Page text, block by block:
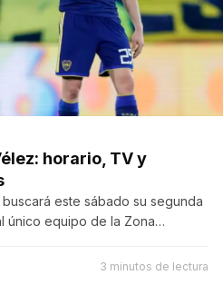
horario, TV y
este sábado su segunda
único equipo de la Zona…
3 minutos de lectura